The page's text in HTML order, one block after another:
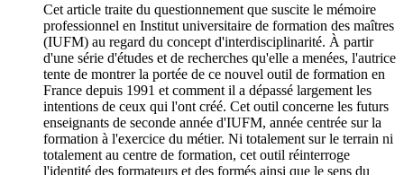
Cet article traite du questionnement que suscite le mémoire
professionnel en Institut universitaire de formation des maîtres
(IUFM) au regard du concept d'interdisciplinarité. À partir
d'une série d'études et de recherches qu'elle a menées, l'autrice
tente de montrer la portée de ce nouvel outil de formation en
France depuis 1991 et comment il a dépassé largement les
intentions de ceux qui l'ont créé. Cet outil concerne les futurs
enseignants de seconde année d'IUFM, année centrée sur la
formation à l'exercice du métier. Ni totalement sur le terrain ni
totalement au centre de formation, cet outil réinterroge
l'identité des formateurs et des formés ainsi que le sens du